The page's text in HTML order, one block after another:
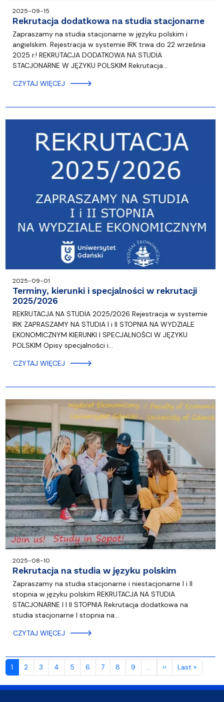
2025-09-15
Rekrutacja dodatkowa na studia stacjonarne
Zapraszamy na studia stacjonarne w języku polskim i
angielskim. Rejestracja w systemie IRK trwa do 22 września
2025 r.! REKRUTACJA DODATKOWA NA STUDIA
STACJONARNE W JĘZYKU POLSKIM Rekrutacja…
CZYTAJ WIĘCEJ
2025-09-01
Terminy, kierunki i specjalności w rekrutacji
2025/2026
REKRUTACJA NA STUDIA 2025/2026 Rejestracja w systemie
IRK ZAPRASZAMY NA STUDIA I i II STOPNIA NA WYDZIALE
EKONOMICZNYM KIERUNKI I SPECJALNOŚCI W JĘZYKU
POLSKIM Opisy specjalności i…
CZYTAJ WIĘCEJ
2025-08-10
Rekrutacja na studia w języku polskim
Zapraszamy na studia stacjonarne i niestacjonarne I i II
stopnia w języku polskim REKRUTACJA NA STUDIA
STACJONARNE I I II STOPNIA Rekrutacja dodatkowa na
studia stacjonarne I stopnia na…
CZYTAJ WIĘCEJ
Stronicowanie
1 2 3 4 5 6 7 8 9 … ››Następna strona
Last »